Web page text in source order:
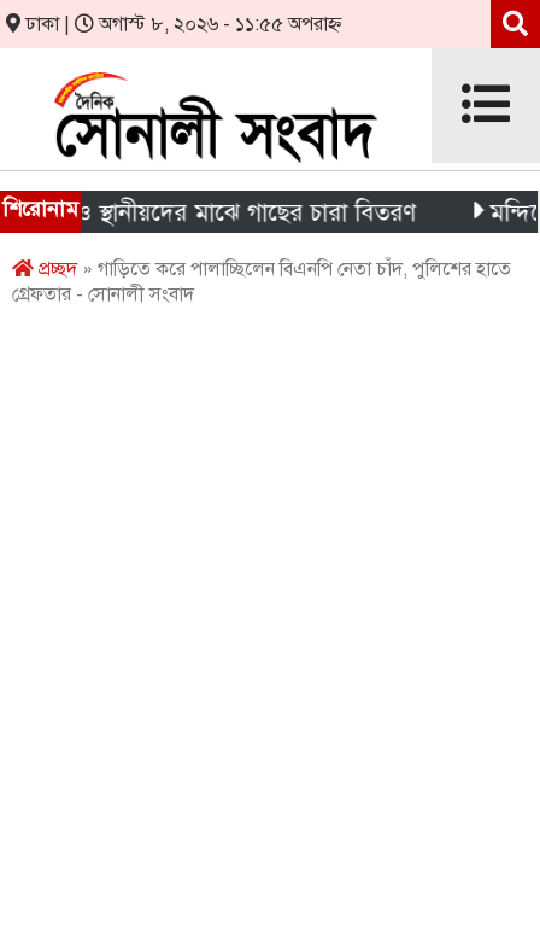
ঢাকা | অগাস্ট ৮, ২০২৬ - ১১:৫৫ অপরাহ্ন
শিরোনাম
ও স্থানীয়দের মাঝে গাছের চারা বিতরণ মন্দিরের
প্রচ্ছদ» গাড়িতে করে পালাচ্ছিলেন বিএনপি নেতা চাঁদ, পুলিশের হাতে
গ্রেফতার - সোনালী সংবাদ